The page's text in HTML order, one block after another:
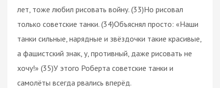
лет, тоже любил рисовать войну. (33)Но рисовал
только советские танки. (34)Объяснял просто: «Наши
танки сильные, нарядные и звёздочки такие красивые,
а фашистский знак, у, противный, даже рисовать не
хочу!» (35)У этого Роберта советские танки и
самолёты всегда рвались вперёд.